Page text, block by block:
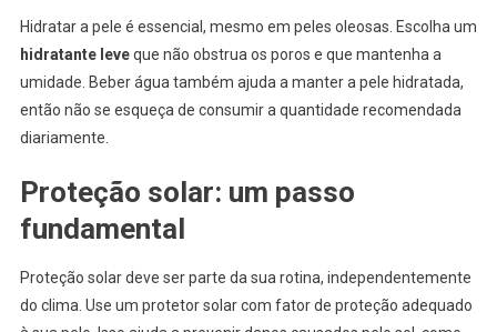
Hidratar a pele é essencial, mesmo em peles oleosas. Escolha um
hidratante leveque não obstrua os poros e que mantenha a
umidade. Beber água também ajuda a manter a pele hidratada,
então não se esqueça de consumir a quantidade recomendada
diariamente.
Proteção solar: um passo
fundamental
Proteção solar deve ser parte da sua rotina, independentemente
do clima. Use um protetor solar com fator de proteção adequado